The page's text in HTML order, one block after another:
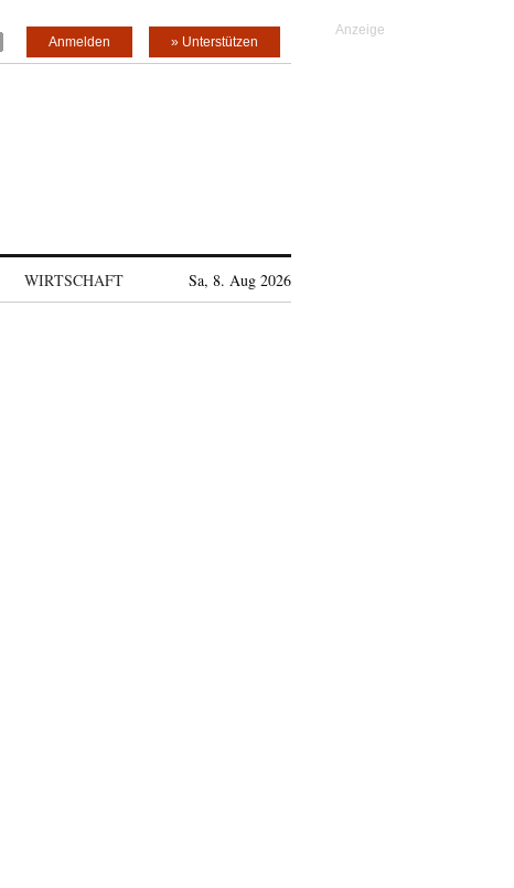
» Unterstützen
Anmelden
WIRTSCHAFT Sa, 8. Aug 2026